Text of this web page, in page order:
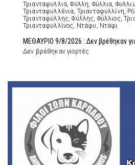
Τριανταφυλλιά, Φύλλη, Φύλλια,
Τριανταφυλλένια, Τριανταφυλλίνη,
Τριανταφύλλης, Φύλλης, Φύλλιος,
Τριανταφυλλίνος, Ντάφυ, Ντάφι
ΜΕΘΑΥΡΙΟ 9/8/2026 : Δεν βρέθηκαν
Δεν βρέθηκαν γιορτές